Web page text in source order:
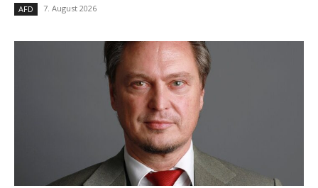
AFD 7. August 2026